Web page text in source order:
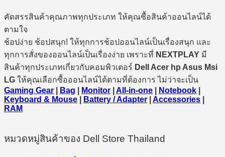
คัดสรรสินค้าคุณภาพทุกประเภท ให้คุณซื้อสินค้าออนไลน์ได้
ตามใจ
ช้อปง่าย ช้อปสนุก! ให้ทุกการช้อปออนไลน์เป็นเรื่องสนุก และ
ทุกการสั่งของออนไลน์เป็นเรื่องง่าย เพราะที่ NEXTPLAY มี
สินค้าทุกประเภทเกี่ยวกับคอมพิวเตอร์ Dell Acer hp Asus Msi
LG ให้คุณเลือกซื้อออนไลน์ได้ตามที่ต้องการ ไม่ว่าจะเป็น
Gaming Gear
Bag Monitor All-in-one Notebook
Keyboard & Mouse
Battery / Adapter Accessories
RAM
หมวดหมู่สินค้าของ Dell Store Thailand